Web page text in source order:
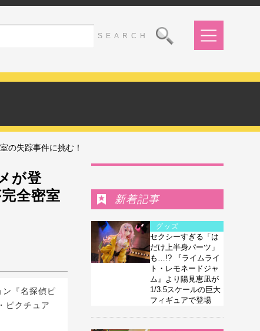
の失踪事件に挑む！
が登
全密室
『名探偵ピ
ピクチュア
新着記事
グッズ
セクシーすぎる「は
だけ上半身パーツ」
も…!? 『ライムライ
ト・レモネードジャ
ム』より陽見恵凪が
1/3.5スケールの巨大
フィギュアで登場